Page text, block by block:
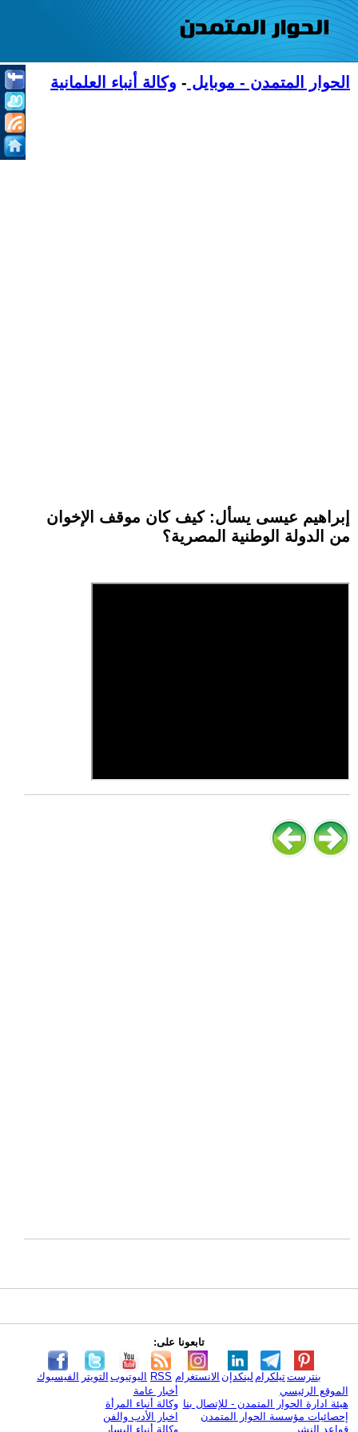
الحوار المتمدن - موبايل - وكالة أنباء العلمانية
إبراهيم عيسى يسأل: كيف كان موقف الإخوان
من الدولة الوطنية المصرية؟
تابعونا على:
الفيسبوك التويتر اليوتيوب RSS الانستغرام لينكدإن تيلكرامبنترست
الموقع الرئيسي
هيئة ادارة الحوار المتمدن - للإتصال بنا
إحصائيات مؤسسة الحوار المتمدن
قواعد النشر
أخبار عامة
وكالة أنباء المرأة
اخبار الأدب والفن
وكالة أنباء اليسار